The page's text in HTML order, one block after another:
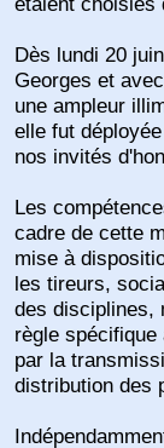
Dès lundi 20
Georges et
une ampleur
elle fut
nos invités
Les
cadre de cette
mise à
les tireurs,
des disciplines,
règle
par la
distribution des